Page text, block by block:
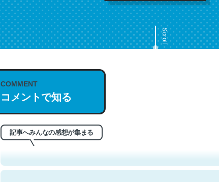
Scroll
COMMENT
コメントで知る
記事へみんなの感想が集まる
これは名文。彼はとてもクレバーなんだろうなと凄く思う。英
もお勧め。自分はこの流れ好き。Let’s Fucking Go. Then